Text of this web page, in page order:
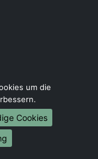
um die
Cookies